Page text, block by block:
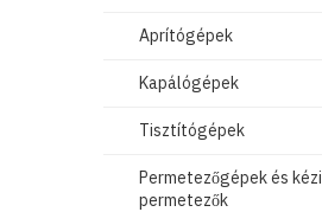
Aprítógépek
Kapálógépek
Tisztítógépek
Permetezőgépek és kézi
permetezők